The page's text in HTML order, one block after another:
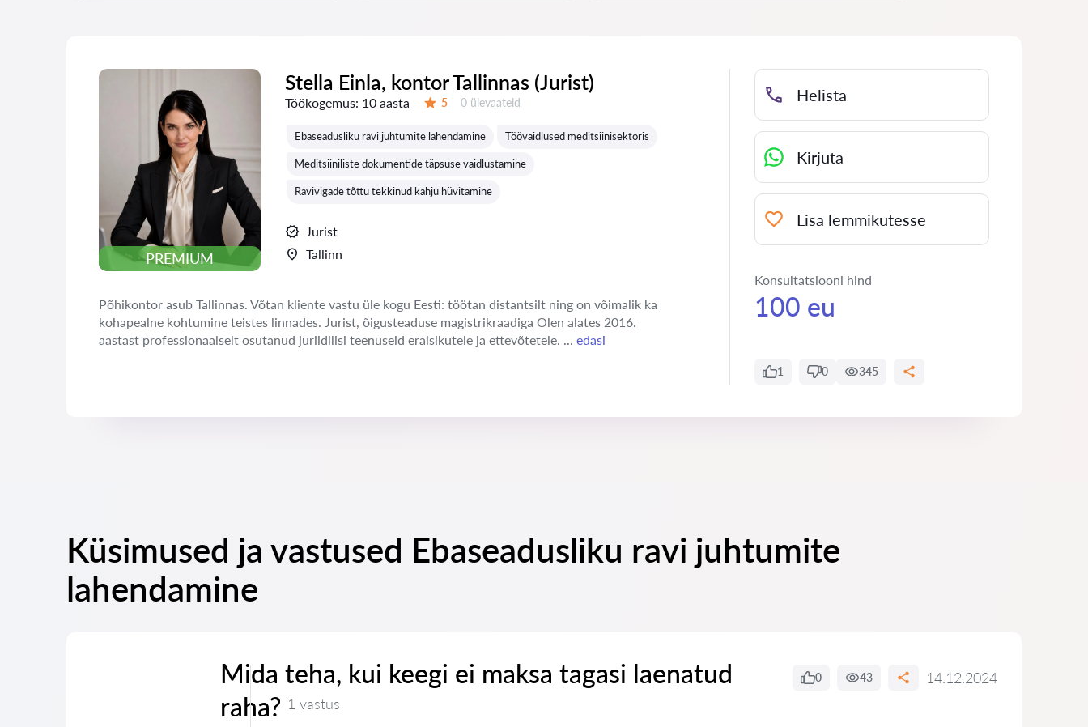
PREMIUM
Stella Einla, kontor Tallinnas (Jurist)
Töökogemus: 10 aasta 5 Ülevaateid:
0 ülevaateid
Ebaseadusliku ravi juhtumite lahendamine Töövaidlused meditsiinisektoris
Meditsiiniliste dokumentide täpsuse vaidlustamine
Ravivigade tõttu tekkinud kahju hüvitamine
Jurist
Tallinn
Põhikontor asub Tallinnas. Võtan kliente vastu üle kogu Eesti: töötan distantsilt ning on võimalik ka
kohapealne kohtumine teistes linnades. Jurist, õigusteaduse magistrikraadiga Olen alates 2016.
aastast professionaalselt osutanud juriidilisi teenuseid eraisikutele ja ettevõtetele. ... edasi
Helista
Kirjuta
Lisa lemmikutesse
Konsultatsiooni hind
100 eu
1 0 345
Küsimused ja vastused Ebaseadusliku ravi juhtumite
lahendamine
Mida teha, kui keegi ei maksa tagasi laenatud
raha? 1 vastus
0 43 14.12.2024